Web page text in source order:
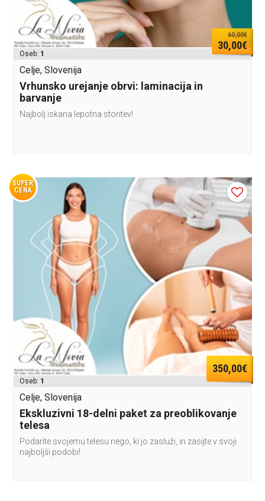
60,00€
30,00€
Oseb: 1
Celje, Slovenija
Vrhunsko urejanje obrvi: laminacija in
barvanje
Najbolj iskana lepotna storitev!
SUPER
CENA
350,00€
Oseb: 1
Celje, Slovenija
Ekskluzivni 18-delni paket za preoblikovanje
telesa
Podarite svojemu telesu nego, ki jo zasluži, in zasijte v svoji
najboljši podobi!